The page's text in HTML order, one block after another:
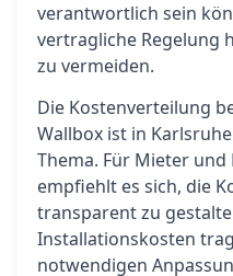
verantwortlich sein
vertragliche Regelung
zu vermeiden.
Die Kostenverteilung
Wallbox ist in
Thema. Für Mieter und
empfiehlt es sich, die
transparent zu
Installationskosten
notwendigen